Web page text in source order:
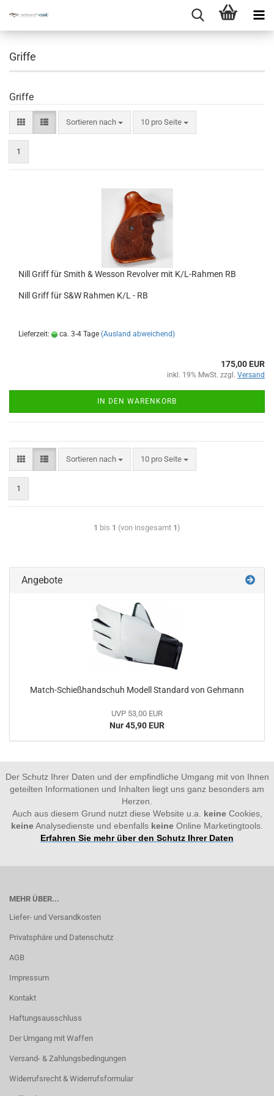
Griffe
Griffe
Sortieren nach 10 pro Seite
1
Nill Griff für Smith & Wesson Revolver mit K/L-Rahmen RB
Nill Griff für S&W Rahmen K/L - RB
Lieferzeit: ca. 3-4 Tage (Ausland abweichend)
175,00 EUR
inkl. 19% MwSt. zzgl. Versand
IN DEN WARENKORB
Sortieren nach 10 pro Seite
1
1 bis 1 (von insgesamt 1)
Angebote
Match-Schießhandschuh Modell Standard von Gehmann
UVP 53,00 EUR
Nur 45,90 EUR
Der Schutz Ihrer Daten und der empfindliche Umgang mit von Ihnen
geteilten Informationen und Inhalten liegt uns ganz besonders am
Herzen.
Auch aus diesem Grund nutzt diese Website u.a. keineCookies,
keineAnalysedienste und ebenfalls keine Online Marketingtools.
Erfahren Sie mehr über den Schutz Ihrer Daten
MEHR ÜBER...
Liefer- und Versandkosten
Privatsphäre und Datenschutz
AGB
Impressum
Kontakt
Haftungsausschluss
Der Umgang mit Waffen
Versand- & Zahlungsbedingungen
Widerrufsrecht & Widerrufsformular